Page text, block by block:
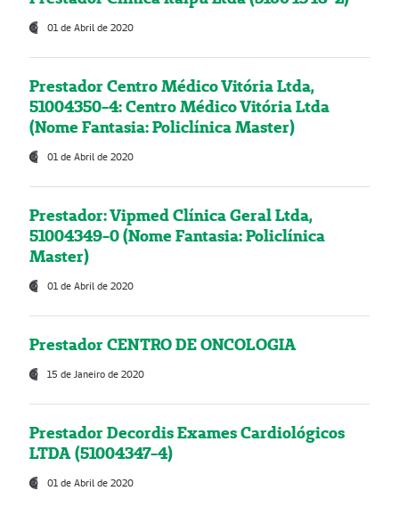
01 de Abril de 2020
Prestador Centro Médico Vitória Ltda,
51004350-4: Centro Médico Vitória Ltda
(Nome Fantasia: Policlínica Master)
01 de Abril de 2020
Prestador: Vipmed Clínica Geral Ltda,
51004349-0 (Nome Fantasia: Policlínica
Master)
01 de Abril de 2020
Prestador CENTRO DE ONCOLOGIA
15 de Janeiro de 2020
Prestador Decordis Exames Cardiológicos
LTDA (51004347-4)
01 de Abril de 2020